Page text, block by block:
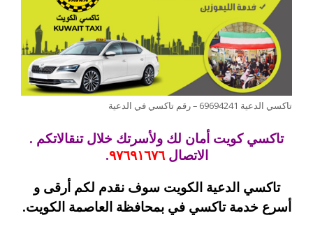
تاكسي الدعية 69694241 – رقم تاكسي في الدعية
تاكسي كويت أمان لك ولأسرتك خلال تنقالاتكم .
الاتصال٩٧٦٩١٦٧٦.
تاكسي الدعية الكويت سوف نقدم لكم أرقى و
أسرع خدمة تاكسي في بمحافظة العاصمة الكويت.